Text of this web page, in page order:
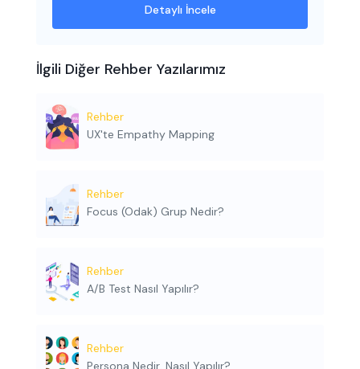
Detaylı İncele
İlgili Diğer Rehber Yazılarımız
Rehber
UX'te Empathy Mapping
Rehber
Focus (Odak) Grup Nedir?
Rehber
A/B Test Nasıl Yapılır?
Rehber